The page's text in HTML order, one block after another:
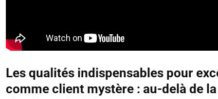
Les qualités indispensables pour
comme client mystère : au-delà de la